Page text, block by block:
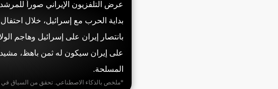
عرض التلفزيون الإيراني صوراً
بداية الحرب مع إسرائيل، خلال
بانتصار إيران على إسرائيل وهاجم
على إيران سيكون له ثمن باهظ،
المسلحة.
*ملخص بالذكاء الاصطناعي. تحقق من السياق في